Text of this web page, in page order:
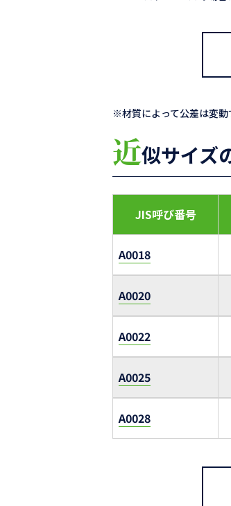
※材質によって公差は変動
近似サイズ
JIS呼び番号
A0018
A0020
A0022
A0025
A0028